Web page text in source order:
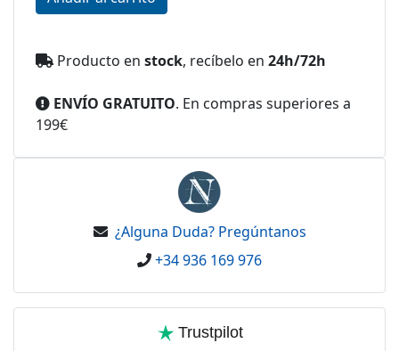
Producto en stock, recíbelo en 24h/72h
ENVÍO GRATUITO. En compras superiores a
199€
¿Alguna Duda? Pregúntanos
+34 936 169 976
Trustpilot